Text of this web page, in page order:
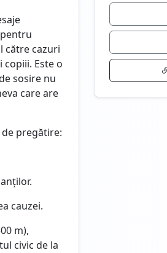
către cazuri
Este o
sosire nu
care are
pregătire:
cauzei.
m),
civic de la